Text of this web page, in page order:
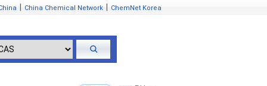
China Chemical Network ChemNet Korea